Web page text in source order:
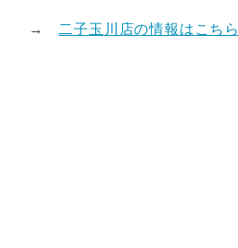
→ 二子玉川店の情報はこちら